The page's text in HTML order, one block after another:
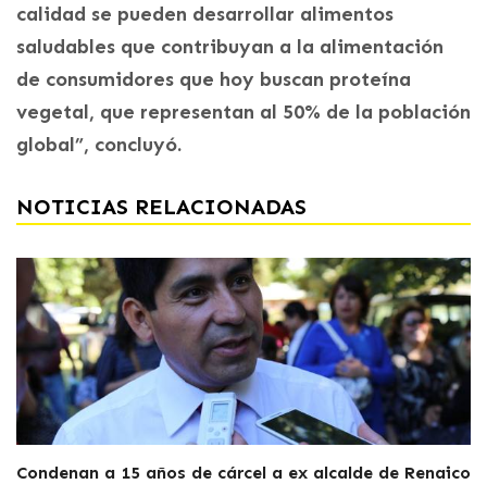
calidad se pueden desarrollar alimentos
saludables que contribuyan a la alimentación
de consumidores que hoy buscan proteína
vegetal, que representan al 50% de la población
global”, concluyó.
NOTICIAS RELACIONADAS
Condenan a 15 años de cárcel a ex alcalde de Renaico